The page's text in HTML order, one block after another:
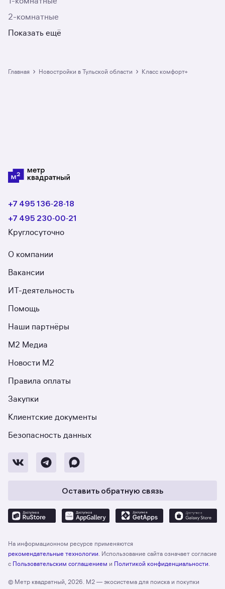
2-комнатные
Показать ещё
Главная › Новостройки в Тульской области › класс комфорт+
+7 495 136‑28‑18
+7 495 230‑00‑21
Круглосуточно
О компании
Вакансии
ИТ-деятельность
Помощь
Наши партнёры
М2 Медиа
Новости М2
Правила оплаты
Закупки
Клиентские документы
Безопасность данных
Оставить обратную связь
На информационном ресурсе применяются
рекомендательные технологии . Использование сайта означает согласие
с Пользовательским соглашением и Политикой конфиденциальности
© Метр квадратный, 2026. М2 — экосистема для поиска и покупки